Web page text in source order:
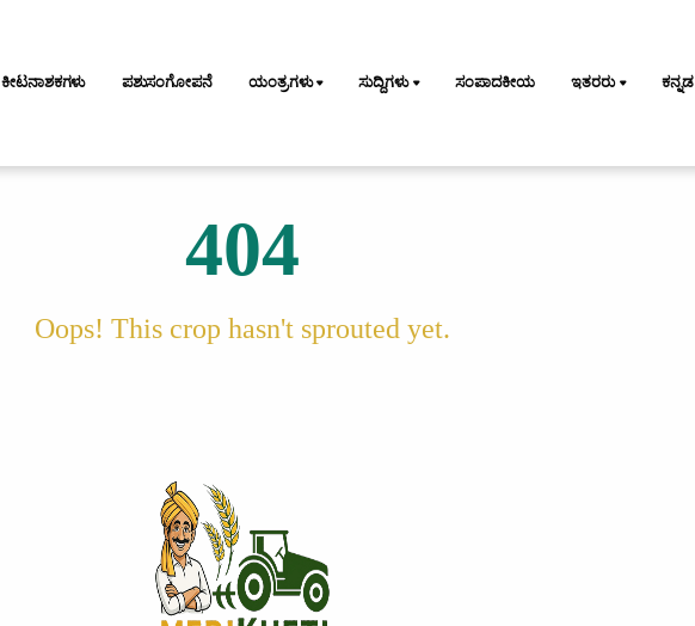
ಕೀಟನಾಶಕಗಳು ಪಶುಸಂಗೋಪನೆ ಯಂತ್ರಗಳು ಸುದ್ದಿಗಳು ಸಂಪಾದಕೀಯ ಇತರರು ಕನ್ನಡ
404
Oops! This crop hasn't sprouted yet.